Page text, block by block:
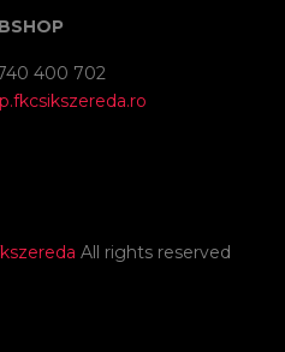
400 702
All rights reserved